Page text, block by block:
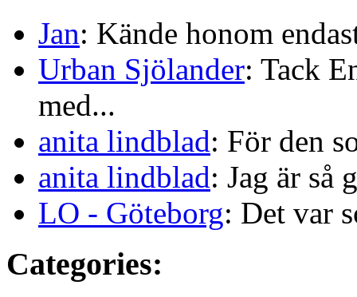
Jan: Kände honom
Urban Sjölander: Tack
med...
anita lindblad: För den
anita lindblad: Jag är så
LO - Göteborg: Det var
Categories: